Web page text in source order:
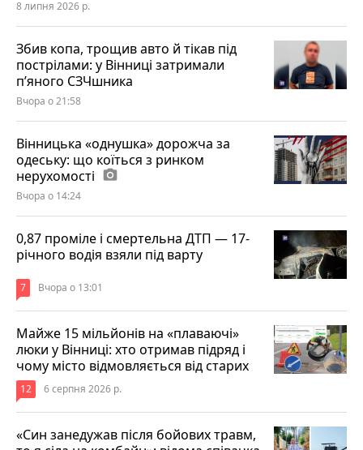
8 липня 2026 р.
Збив копа, трощив авто й тікав під
пострілами: у Вінниці затримали
п’яного СЗЧшника
Вчора о 21:58
Вінницька «однушка» дорожча за
одеську: що коїться з ринком
нерухомості photo_camera
Вчора о 14:24
0,87 проміле і смертельна ДТП — 17-
річного водія взяли під варту
7 Вчора о 13:01
Майже 15 мільйонів на «плаваючі»
люки у Вінниці: хто отримав підряд і
чому місто відмовляється від старих
12 6 серпня 2026 р.
«Син занедужав після бойових травм,